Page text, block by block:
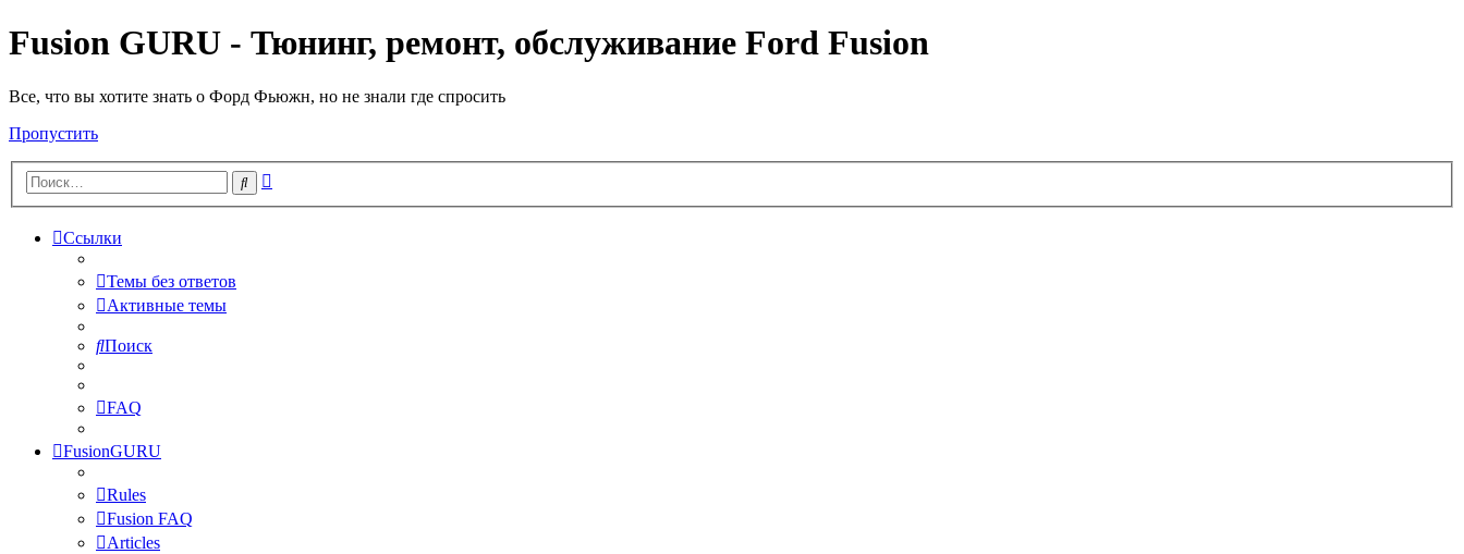
Fusion GURU - Тюнинг, ремонт, обслуживание Ford Fusion
Все, что вы хотите знать о Форд Фьюжн, но не знали где спросить
Пропустить
Поиск
Ссылки
Темы без ответов
Активные темы
Поиск
FAQ
FusionGURU
Rules
Fusion FAQ
Articles